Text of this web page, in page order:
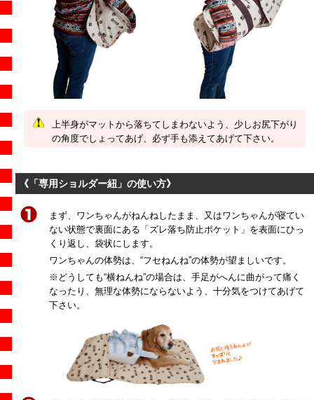
上半身がマットから落ちてしまわないよう、少しお尻下がり
の角度でしょってあげ、必ず手も添えてあげて下さい。
《「専用ショルダー紐」の使い方》
まず、ワンちゃんがねんねしたまま、又はワンちゃんが寝てい
ない状態で裏面にある「ズレ落ち防止ポケット」を表面にひっ
くり返し、袋状にします。
ワンちゃんの体勢は、“フセねんね”の体勢が望ましいです。
※どうしても“横ねんね”の場合は、手足がへんに曲がって痛く
なったり、無理な体勢にならないよう、十分気をつけてあげて
下さい。